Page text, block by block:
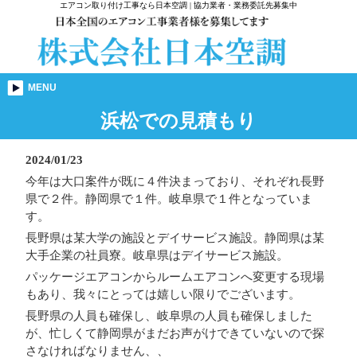
エアコン取り付け工事なら日本空調 | 協力業者・業務委託先募集中
MENU
浜松での見積もり
2024/01/23
今年は大口案件が既に４件決まっており、それぞれ長野
県で２件。静岡県で１件。岐阜県で１件となっていま
す。
長野県は某大学の施設とデイサービス施設。静岡県は某
大手企業の社員寮。岐阜県はデイサービス施設。
パッケージエアコンからルームエアコンへ変更する現場
もあり、我々にとっては嬉しい限りでございます。
長野県の人員も確保し、岐阜県の人員も確保しました
が、忙しくて静岡県がまだお声がけできていないので探
さなければなりません、、